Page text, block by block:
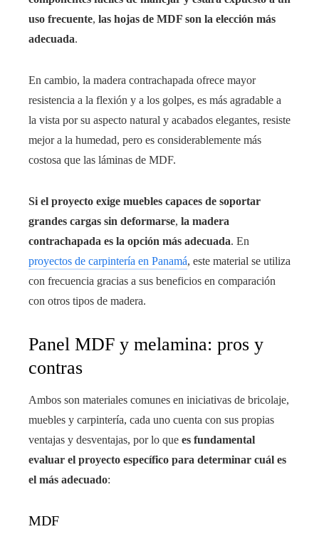
uso frecuente, las hojas de MDF son la elección más
adecuada.
En cambio, la madera contrachapada ofrece mayor
resistencia a la flexión y a los golpes, es más agradable a
la vista por su aspecto natural y acabados elegantes, resiste
mejor a la humedad, pero es considerablemente más
costosa que las láminas de MDF.
Si el proyecto exige muebles capaces de soportar
grandes cargas sin deformarse, la madera
contrachapada es la opción más adecuada. En
proyectos de carpintería en Panamá, este material se utiliza
con frecuencia gracias a sus beneficios en comparación
con otros tipos de madera.
Panel MDF y melamina: pros y
contras
Ambos son materiales comunes en iniciativas de bricolaje,
muebles y carpintería, cada uno cuenta con sus propias
ventajas y desventajas, por lo que es fundamental
evaluar el proyecto específico para determinar cuál es
el más adecuado:
MDF